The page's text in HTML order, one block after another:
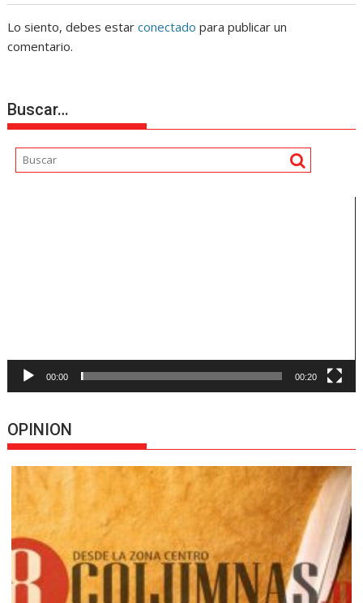
Lo siento, debes estarconectado para publicar un
comentario.
Buscar…
00:00 00:20
OPINION